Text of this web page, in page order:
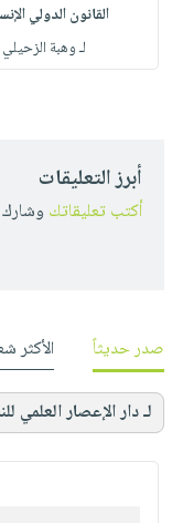
القانون الدولي
لـ وهبة الزحيلي
أبرز التعليقات
أكتب تعليقاتك وشارك
صدر حديثاً الأكثر
لـ دار الإعصار العلمي